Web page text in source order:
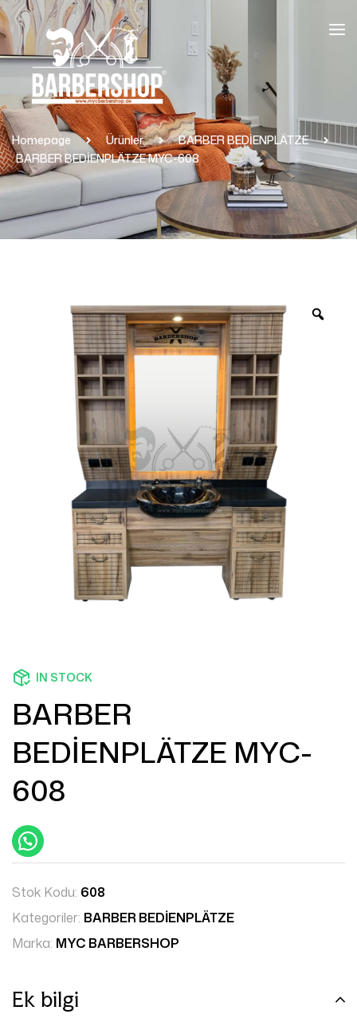
Homepage Ürünler
BARBER BEDİENPLÄTZE
BARBER BEDİENPLÄTZE MYC-608
IN STOCK
BARBER
BEDİENPLÄTZE MYC-
608
Stok Kodu: 608
Kategoriler: BARBER BEDİENPLÄTZE
Marka: MYC BARBERSHOP
Ek bilgi